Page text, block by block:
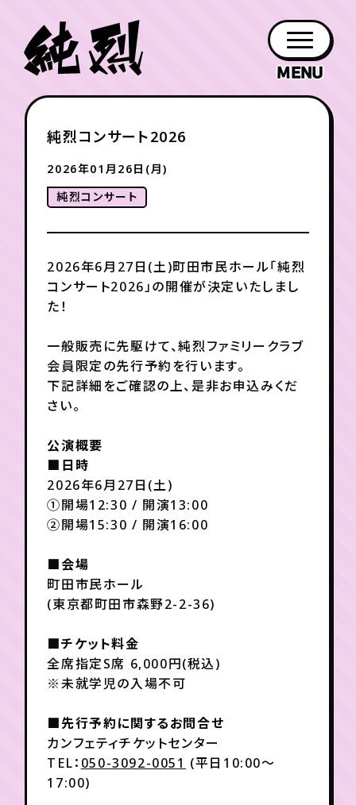
お知らせ
NEWS
日程
SCHEDULE
紹介
PROFILE
作品
DISCOGRAPHY
グッズ
GOODS
ホーム
HOME
会員登録
チケット
TICKET
お知らせ
FC NEWS
月会員制ファンクラブ
会員登録 ログイン
会員登録
純烈コンサート2026
2026年01月26日(月)
純烈コンサート
2026年6月27日(土)町田市民ホール「純烈
コンサート2026」の開催が決定いたしまし
た！
一般販売に先駆けて、純烈ファミリークラブ
会員限定の先行予約を行います。
下記詳細をご確認の上、是非お申込みくだ
さい。
公演概要
■日時
2026年6月27日(土)
①開場12:30 / 開演13:00
②開場15:30 / 開演16:00
■会場
町田市民ホール
(東京都町田市森野2-2-36)
■チケット料金
全席指定S席 6,000円(税込)
※未就学児の入場不可
■先行予約に関するお問合せ
カンフェティチケットセンター
TEL： 050-3092-0051 (平日10:00～
17:00)